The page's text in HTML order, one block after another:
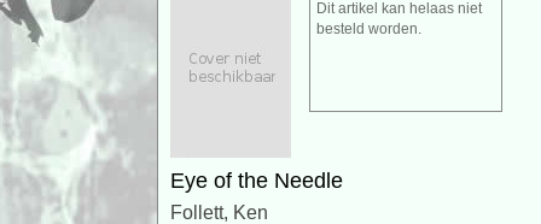
Dit artikel kan helaas niet
besteld worden.
Eye of the Needle
Follett, Ken